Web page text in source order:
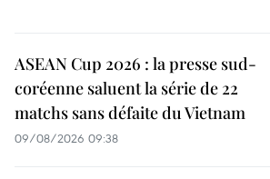
ASEAN Cup 2026 : la presse sud-
coréenne saluent la série de 22
matchs sans défaite du Vietnam
09/08/2026 09:38